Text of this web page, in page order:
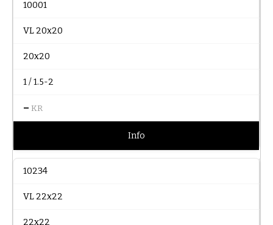
10001
VL 20x20
20x20
1 / 1.5-2
– KR
Info
10234
VL 22x22
22x22